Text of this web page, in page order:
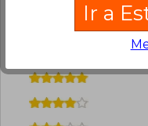
¿Leíste este libro?
agregar tu propia
Ir a